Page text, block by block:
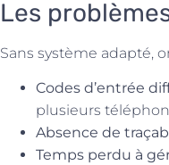
Les
Sans système adapté,
Codes d’entrée
plusieurs
Absence de
Temps perdu à